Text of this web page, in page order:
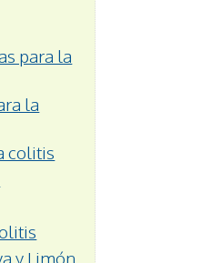
para la
la
colitis
y Limón